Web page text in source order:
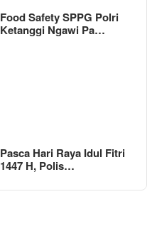
Food Safety SPPG Polri
Ketanggi Ngawi Pa…
Pasca Hari Raya Idul Fitri
1447 H, Polis…